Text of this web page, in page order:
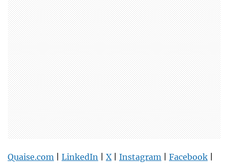
Quaise.com LinkedIn X| Instagram Facebook